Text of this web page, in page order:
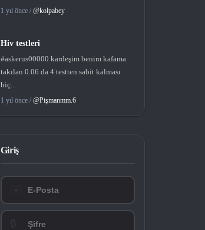
1 yıl önce / @kolpabey
Hiv testleri
#askerus00000 kardeşim benim kafama
takılan 0.06 da 4 testten sabit kalması
hiç...
1 yıl önce / @Pişmanmm.6
Giriş